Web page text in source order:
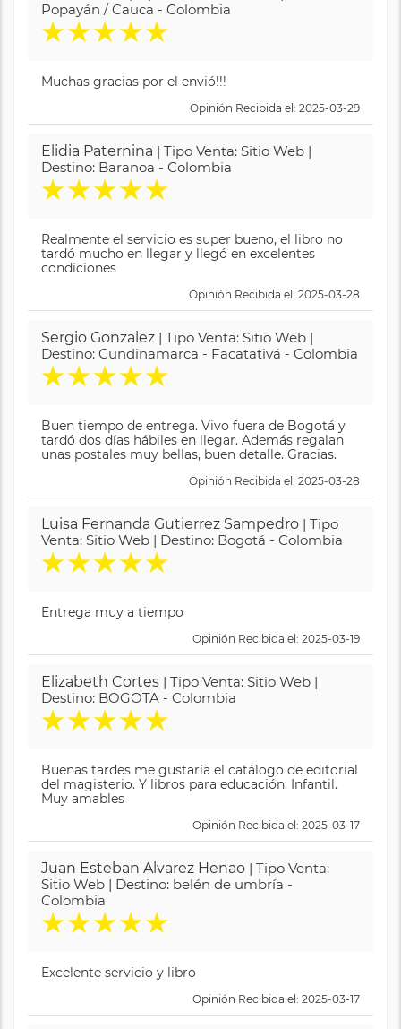
Popayán / Cauca - Colombia
★★★★★
Muchas gracias por el envió!!!
Opinión Recibida el: 2025-03-29
Elidia Paternina | Tipo Venta: Sitio Web |
Destino: Baranoa - Colombia
★★★★★
Realmente el servicio es super bueno, el libro no
tardó mucho en llegar y llegó en excelentes
condiciones
Opinión Recibida el: 2025-03-28
Sergio Gonzalez | Tipo Venta: Sitio Web |
Destino: Cundinamarca - Facatativá - Colombia
★★★★★
Buen tiempo de entrega. Vivo fuera de Bogotá y
tardó dos días hábiles en llegar. Además regalan
unas postales muy bellas, buen detalle. Gracias.
Opinión Recibida el: 2025-03-28
Luisa Fernanda Gutierrez Sampedro | Tipo
Venta: Sitio Web | Destino: Bogotá - Colombia
★★★★★
Entrega muy a tiempo
Opinión Recibida el: 2025-03-19
Elizabeth Cortes | Tipo Venta: Sitio Web |
Destino: BOGOTA - Colombia
★★★★★
Buenas tardes me gustaría el catálogo de editorial
del magisterio. Y libros para educación. Infantil.
Muy amables
Opinión Recibida el: 2025-03-17
Juan Esteban Alvarez Henao | Tipo Venta:
Sitio Web | Destino: belén de umbría -
Colombia
★★★★★
Excelente servicio y libro
Opinión Recibida el: 2025-03-17